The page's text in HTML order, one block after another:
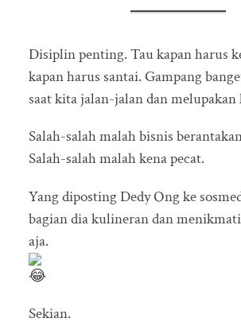
Disiplin penting. Tau kapan harus
kapan harus santai. Gampang
saat kita jalan-jalan dan melupakan
Salah-salah malah bisnis
Salah-salah malah kena pecat.
Yang diposting Dedy Ong ke
bagian dia kulineran dan
aja.
Sekian.